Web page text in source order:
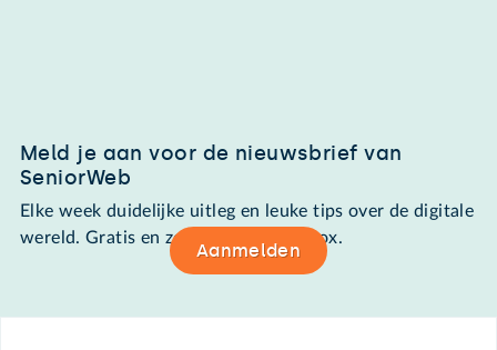
Meld je aan voor de nieuwsbrief van
SeniorWeb
Elke week duidelijke uitleg en leuke tips over de digitale
wereld. Gratis en zomaar in de mailbox.
Aanmelden